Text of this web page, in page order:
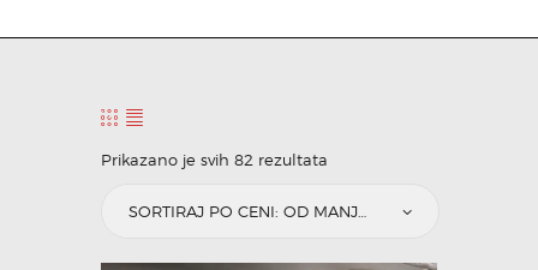
VELIČINE
KAKO MONTIRATI?
Prikazano je svih 82 rezultata